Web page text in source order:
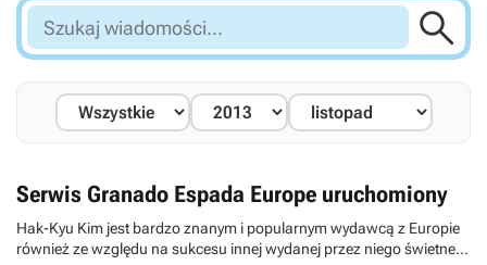
Szukaj
wiadomości...

Serwis Granado Espada Europe uruchomiony
Hak-Kyu Kim jest bardzo znanym i popularnym wydawcą z Europie
również ze względu na sukcesu innej wydanej przez niego świetnej